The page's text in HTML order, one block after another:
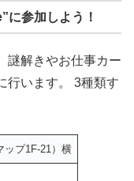
参加しよう！
謎解きやお仕事カー
行います。 3種類す
ップ1F-21）横